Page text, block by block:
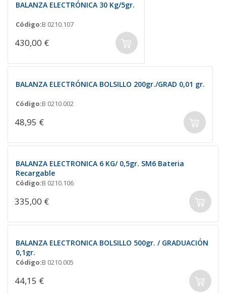
BALANZA ELECTRÓNICA 30 Kg/5gr.
Código:B 0210.107
430,00 €
BALANZA ELECTRÓNICA BOLSILLO 200gr./GRAD 0,01 gr.
Código:B 0210.002
48,95 €
BALANZA ELECTRONICA 6 KG/ 0,5gr. SM6 Bateria
Recargable
Código:B 0210.106
335,00 €
BALANZA ELECTRONICA BOLSILLO 500gr. / GRADUACIÓN
0,1gr.
Código:B 0210.005
44,15 €